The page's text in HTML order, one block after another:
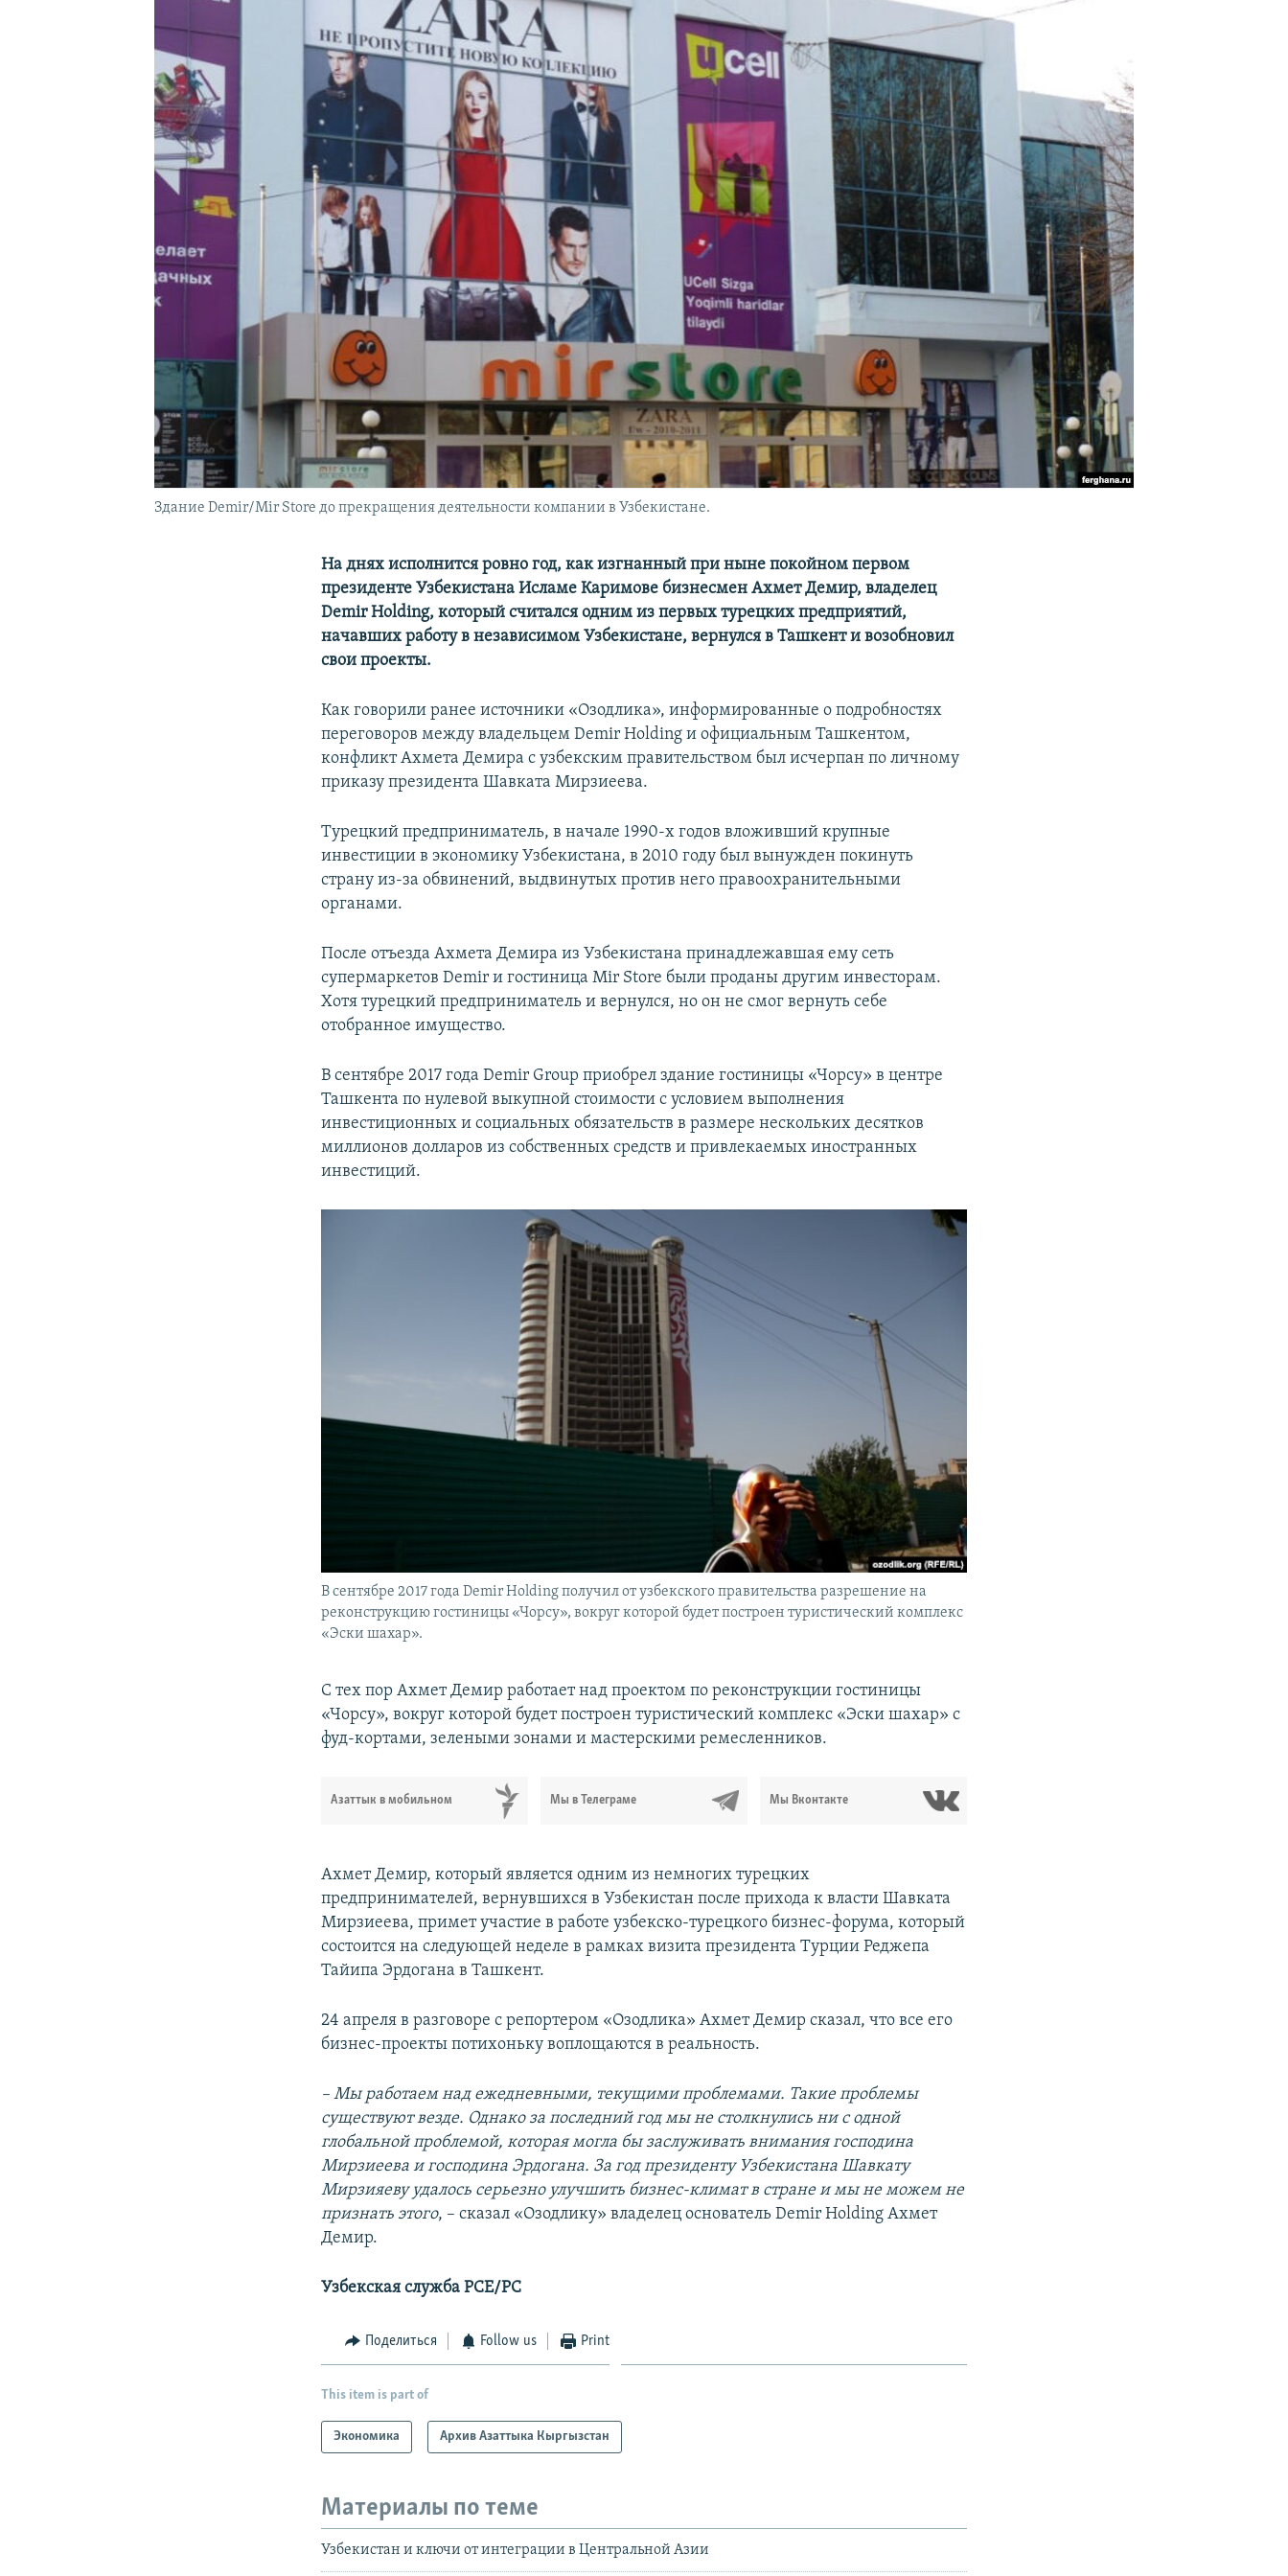
Здание Demir/Mir Store до прекращения деятельности компании в Узбекистане.
На днях исполнится ровно год, как изгнанный при ныне покойном первом
президенте Узбекистана Исламе Каримове бизнесмен Ахмет Демир, владелец
Demir Holding, который считался одним из первых турецких предприятий,
начавших работу в независимом Узбекистане, вернулся в Ташкент и возобновил
свои проекты.
Как говорили ранее источники «Озодлика», информированные о подробностях
переговоров между владельцем Demir Holding и официальным Ташкентом,
конфликт Ахмета Демира с узбекским правительством был исчерпан по личному
приказу президента Шавката Мирзиеева.
Турецкий предприниматель, в начале 1990-х годов вложивший крупные
инвестиции в экономику Узбекистана, в 2010 году был вынужден покинуть
страну из-за обвинений, выдвинутых против него правоохранительными
органами.
После отъезда Ахмета Демира из Узбекистана принадлежавшая ему сеть
супермаркетов Demir и гостиница Mir Store были проданы другим инвесторам.
Хотя турецкий предприниматель и вернулся, но он не смог вернуть себе
отобранное имущество.
В сентябре 2017 года Demir Group приобрел здание гостиницы «Чорсу» в центре
Ташкента по нулевой выкупной стоимости с условием выполнения
инвестиционных и социальных обязательств в размере нескольких десятков
миллионов долларов из собственных средств и привлекаемых иностранных
инвестиций.
В сентябре 2017 года Demir Holding получил от узбекского правительства разрешение на
реконструкцию гостиницы «Чорсу», вокруг которой будет построен туристический комплекс
«Эски шахар».
С тех пор Ахмет Демир работает над проектом по реконструкции гостиницы
«Чорсу», вокруг которой будет построен туристический комплекс «Эски шахар» с
фуд-кортами, зелеными зонами и мастерскими ремесленников.
Азаттык в мобильном Мы в Телеграме Мы Вконтакте
Ахмет Демир, который является одним из немногих турецких
предпринимателей, вернувшихся в Узбекистан после прихода к власти Шавката
Мирзиеева, примет участие в работе узбекско-турецкого бизнес-форума, который
состоится на следующей неделе в рамках визита президента Турции Реджепа
Тайипа Эрдогана в Ташкент.
24 апреля в разговоре с репортером «Озодлика» Ахмет Демир сказал, что все его
бизнес-проекты потихоньку воплощаются в реальность.
– Мы работаем над ежедневными, текущими проблемами. Такие проблемы
существуют везде. Однако за последний год мы не столкнулись ни с одной
глобальной проблемой, которая могла бы заслуживать внимания господина
Мирзиеева и господина Эрдогана. За год президенту Узбекистана Шавкату
Мирзияеву удалось серьезно улучшить бизнес-климат в стране и мы не можем не
признать этого, – сказал «Озодлику» владелец основатель Demir Holding Ахмет
Демир.
Узбекская служба РСЕ/РС
Поделиться Follow us Print
This item is part of
Экономика Архив Азаттыка Кыргызстан
Материалы по теме
Узбекистан и ключи от интеграции в Центральной Азии